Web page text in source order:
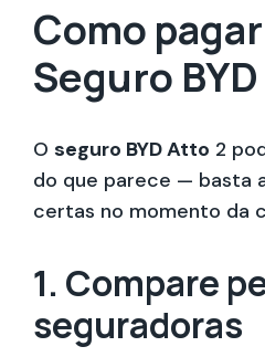
Como
Seguro
O seguro BYD Atto 2
do que parece — basta
certas no momento da
1. Compare
seguradoras